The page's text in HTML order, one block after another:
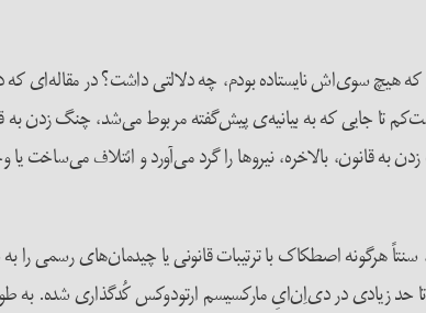
سوی‌اش نایستاده بودم، چه دلالتی داشت؟ در مقاله‌ای که
تا جایی که به بیانیه‌ی پیش‌گفته مربوط می‌شد، چنگ زدن به
بالاخره، نیروها را گرد می‌آورد و ائتلاف می‌ساخت
هرگونه اصطکاک با ترتیبات قانونی یا چیدمان‌های رسمی
تا حد زیادی در دی‌اِن‌ایِ مارکسیسم ارتودوکس کُدگذاری شده.